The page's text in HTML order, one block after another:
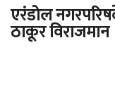
एरंडोल
ठाकूर विराजमान